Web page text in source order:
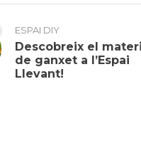
ESPAI DIY
Descobreix el
de ganxet a l’Espai
Llevant!